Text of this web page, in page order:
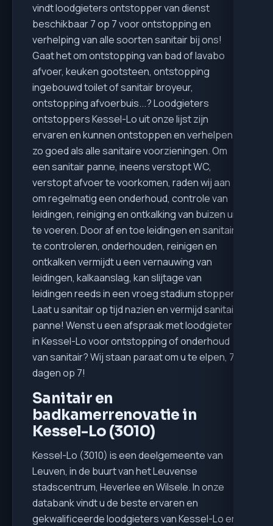
vindt loodgieters ontstopper van dienst
beschikbaar 7 op 7 voor ontstopping en
verhelping van alle soorten sanitair bij ons!
Gaat het om ontstopping van bad of lavabo
afvoer, keuken gootsteen, ontstopping
ingebouwd toilet of sanitair broyeur,
ontstopping afvoerbuis...? Loodgieters
ontstoppers Kessel-Lo uit onze lijst zijn
ervaren en kunnen ontstoppen en verhelpen
zo goed als alle sanitaire voorzieningen. Om
een sanitair panne, ineens verstopt WC,
verstopt afvoer te voorkomen, raden wij aan
om regelmatig een onderhoud, controle van
leidingen, reiniging en ontkalking van buizen uit
te voeren. Door af en toe leidingen en sanitair
te controleren, onderhouden, reinigen en
ontkalken vermijdt u een vernauwing van
leidingen, kalkaanslag, kan slijtage van
leidingen reeds in een vroeg stadium stoppen.
Laat u sanitair op tijd nazien en vermijd sanitair
panne! Wenst u een afspraak met loodgieter
in Kessel-Lo voor ontstopping of onderhoud
van sanitair? Wij staan paraat om u te elpen, 7
dagen op 7!
Sanitair en
badkamerrenovatie in
Kessel-Lo (3010)
Kessel-Lo (3010) is een deelgemeente van
Leuven, in de buurt van het Leuvense
stadscentrum, Heverlee en Wilsele. In onze
databank vindt u de beste ervaren en
gekwalificeerde loodgieters van Kessel-Lo en